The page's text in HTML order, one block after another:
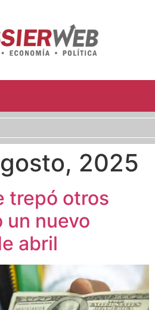
2025
trepó otros
nuevo
abril